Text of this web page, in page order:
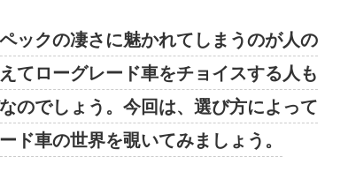
ックの凄さに魅かれてしまうのが人の
てローグレード車をチョイスする人も
のでしょう。今回は、選び方によって
ド車の世界を覗いてみましょう。